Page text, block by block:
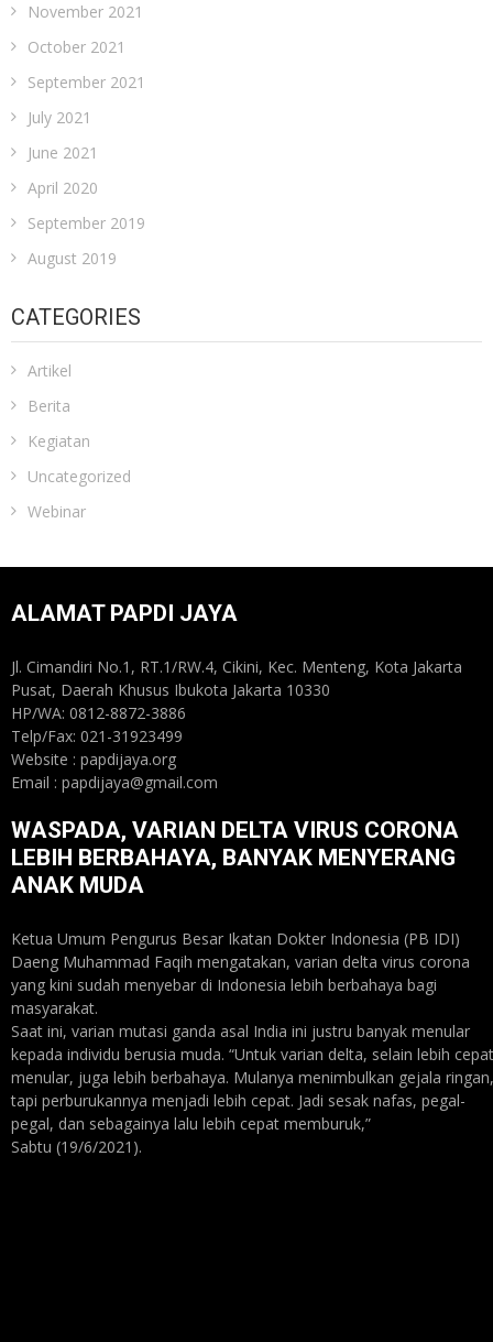
November 2021
October 2021
September 2021
July 2021
June 2021
April 2020
September 2019
August 2019
CATEGORIES
Artikel
Berita
Kegiatan
Uncategorized
Webinar
ALAMAT PAPDI JAYA
Jl. Cimandiri No.1, RT.1/RW.4, Cikini, Kec. Menteng, Kota Jakarta
Pusat, Daerah Khusus Ibukota Jakarta 10330
HP/WA: 0812-8872-3886
Telp/Fax: 021-31923499
Website : papdijaya.org
Email : papdijaya@gmail.com
WASPADA, VARIAN DELTA VIRUS CORONA
LEBIH BERBAHAYA, BANYAK MENYERANG
ANAK MUDA
Ketua Umum Pengurus Besar Ikatan Dokter Indonesia (PB IDI)
Daeng Muhammad Faqih mengatakan, varian delta virus corona
yang kini sudah menyebar di Indonesia lebih berbahaya bagi
masyarakat.
Saat ini, varian mutasi ganda asal India ini justru banyak menular
kepada individu berusia muda. “Untuk varian delta, selain lebih
menular, juga lebih berbahaya. Mulanya menimbulkan gejala
tapi perburukannya menjadi lebih cepat. Jadi sesak nafas, pegal-
pegal, dan sebagainya lalu lebih cepat memburuk,”
Sabtu (19/6/2021).